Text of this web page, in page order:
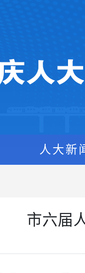
人大新
市六届